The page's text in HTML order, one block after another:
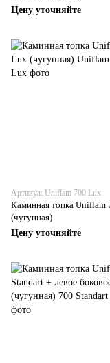
Цену уточняйте
Артикул: Uniflam 700 Lux
Каминная топка Uniflam
(чугунная)
Цену уточняйте